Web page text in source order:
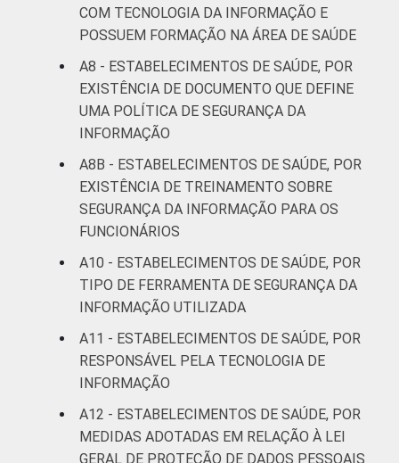
COM TECNOLOGIA DA INFORMAÇÃO E
POSSUEM FORMAÇÃO NA ÁREA DE SAÚDE
A8 - ESTABELECIMENTOS DE SAÚDE, POR
EXISTÊNCIA DE DOCUMENTO QUE DEFINE
UMA POLÍTICA DE SEGURANÇA DA
INFORMAÇÃO
A8B - ESTABELECIMENTOS DE SAÚDE, POR
EXISTÊNCIA DE TREINAMENTO SOBRE
SEGURANÇA DA INFORMAÇÃO PARA OS
FUNCIONÁRIOS
A10 - ESTABELECIMENTOS DE SAÚDE, POR
TIPO DE FERRAMENTA DE SEGURANÇA DA
INFORMAÇÃO UTILIZADA
A11 - ESTABELECIMENTOS DE SAÚDE, POR
RESPONSÁVEL PELA TECNOLOGIA DE
INFORMAÇÃO
A12 - ESTABELECIMENTOS DE SAÚDE, POR
MEDIDAS ADOTADAS EM RELAÇÃO À LEI
GERAL DE PROTEÇÃO DE DADOS PESSOAIS